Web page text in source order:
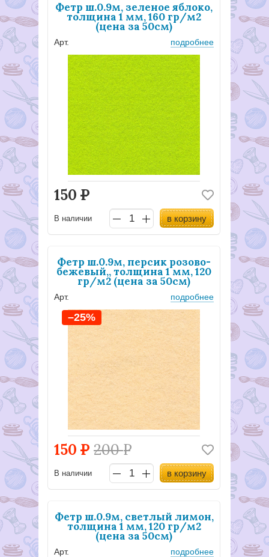
Фетр ш.0.9м, зеленое яблоко,
толщина 1 мм, 160 гр/м2
(цена за 50см)
Арт. подробнее
150 Р
В наличии в корзину
Фетр ш.0.9м, персик розово-
бежевый,, толщина 1 мм, 120
гр/м2 (цена за 50см)
Арт. подробнее
150 Р 200Р
–25%
В наличии в корзину
Фетр ш.0.9м, светлый лимон,
толщина 1 мм, 120 гр/м2
(цена за 50см)
Арт. подробнее